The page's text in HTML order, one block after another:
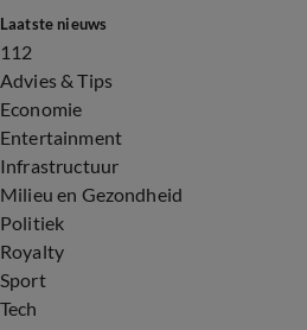
Laatste nieuws
112
Advies & Tips
Economie
Entertainment
Infrastructuur
Milieu en Gezondheid
Politiek
Royalty
Sport
Tech